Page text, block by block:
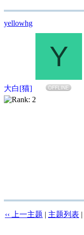
yellowhg
Y
大白[猫] OFFLINE
‹‹ 上一主题 | 主题列表 |